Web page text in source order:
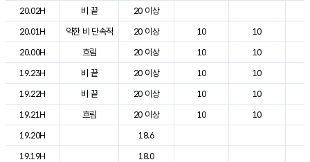
20.02H
비 끝 20 이상
20.01H
약한 비 단속적 20 이상 10 10
20.00H
흐림 20 이상 10 10
19.23H
비 끝 20 이상 10 10
19.22H
비 끝 20 이상 10 10
19.21H
흐림 20 이상 10 10
19.20H
18.6
19.19H
18.0